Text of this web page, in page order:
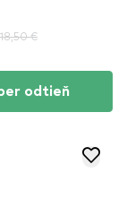
18,50 €
odtieň